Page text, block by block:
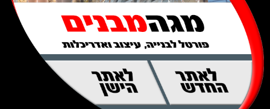
לאתר
החדש
לאתר
הישן